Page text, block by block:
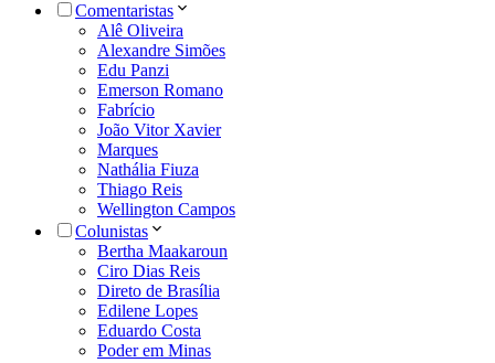
Comentaristas
Alê Oliveira
Alexandre Simões
Edu Panzi
Emerson Romano
Fabrício
João Vitor Xavier
Marques
Nathália Fiuza
Thiago Reis
Wellington Campos
Colunistas
Bertha Maakaroun
Ciro Dias Reis
Direto de Brasília
Edilene Lopes
Eduardo Costa
Poder em Minas